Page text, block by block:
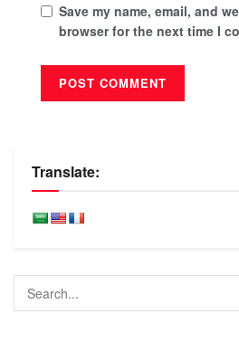
Save my name, email, and
browser for the next time I
Translate: